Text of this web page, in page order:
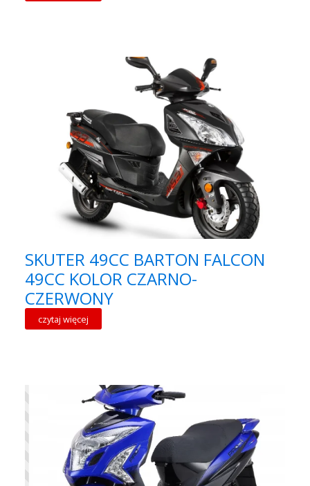
SKUTER 49CC BARTON FALCON
49CC KOLOR CZARNO-
CZERWONY
czytaj więcej